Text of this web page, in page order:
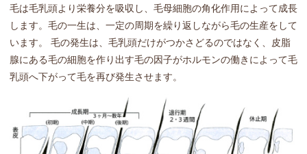
毛は毛乳頭より栄養分を吸収し、毛母細胞の角化作用によって成長
します。毛の一生は、一定の周期を繰り返しながら毛の生産をして
います。 毛の発生は、毛乳頭だけがつかさどるのではなく、皮脂
腺にある毛の細胞を作り出す毛の因子がホルモンの働きによって毛
乳頭へ下がって毛を再び発生させます。